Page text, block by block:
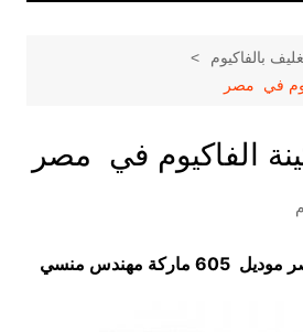
بالفاكيوم
في مصر
الفاكيوم في مصر
مهندس منسي